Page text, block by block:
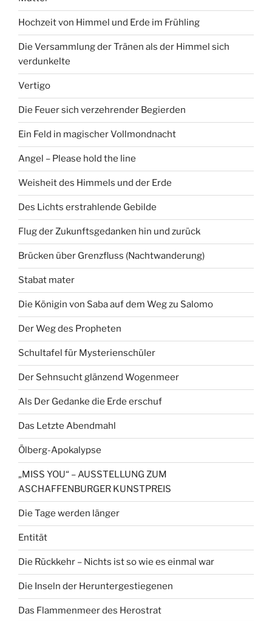
Hochzeit von Himmel und Erde im Frühling
Die Versammlung der Tränen als der Himmel sich
verdunkelte
Vertigo
Die Feuer sich verzehrender Begierden
Ein Feld in magischer Vollmondnacht
Angel – Please hold the line
Weisheit des Himmels und der Erde
Des Lichts erstrahlende Gebilde
Flug der Zukunftsgedanken hin und zurück
Brücken über Grenzfluss (Nachtwanderung)
Stabat mater
Die Königin von Saba auf dem Weg zu Salomo
Der Weg des Propheten
Schultafel für Mysterienschüler
Der Sehnsucht glänzend Wogenmeer
Als Der Gedanke die Erde erschuf
Das Letzte Abendmahl
Ölberg-Apokalypse
„MISS YOU“ – AUSSTELLUNG ZUM
ASCHAFFENBURGER KUNSTPREIS
Die Tage werden länger
Entität
Die Rückkehr – Nichts ist so wie es einmal war
Die Inseln der Heruntergestiegenen
Das Flammenmeer des Herostrat